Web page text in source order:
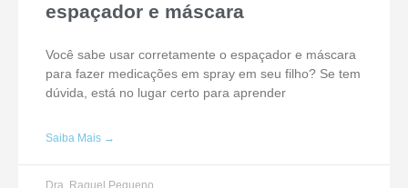
espaçador e máscara
Você sabe usar corretamente o espaçador e máscara
para fazer medicações em spray em seu filho? Se tem
dúvida, está no lugar certo para aprender
Saiba Mais →
Dra. Raquel Pequeno